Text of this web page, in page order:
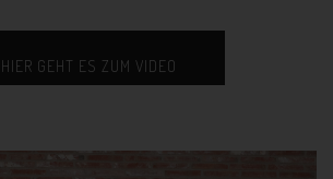
HIER GEHT ES ZUM VIDEO